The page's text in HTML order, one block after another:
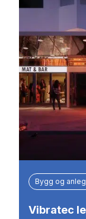
Bygg og
Vibratec